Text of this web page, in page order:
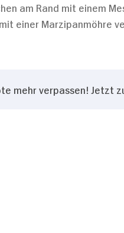
am Rand mit einem
einer Marzipanmöhre
mehr verpassen! Jetzt